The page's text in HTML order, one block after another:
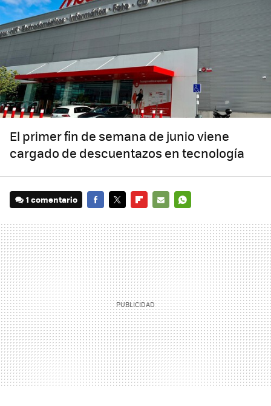
El primer fin de semana de junio viene
cargado de descuentazos en tecnología
1 comentario
MAIL